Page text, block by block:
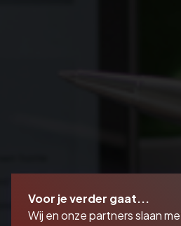
Voor je verder gaat...
Wij en onze partners slaan